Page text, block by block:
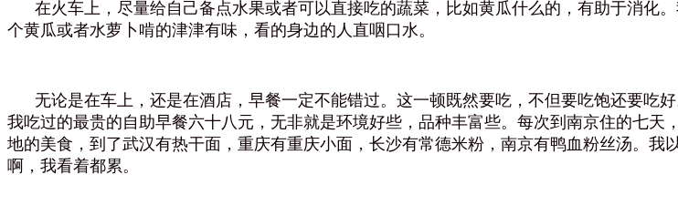
在火车上，尽量给自己备点水果或者可以直接吃的蔬菜，比如黄瓜什么的，有助于消化
个黄瓜或者水萝卜啃的津津有味，看的身边的人直咽口水。
无论是在车上，还是在酒店，早餐一定不能错过。这一顿既然要吃，不但要吃饱还要吃
我吃过的最贵的自助早餐六十八元，无非就是环境好些，品种丰富些。每次到南京住的七
地的美食，到了武汉有热干面，重庆有重庆小面，长沙有常德米粉，南京有鸭血粉丝汤。
啊，我看着都累。